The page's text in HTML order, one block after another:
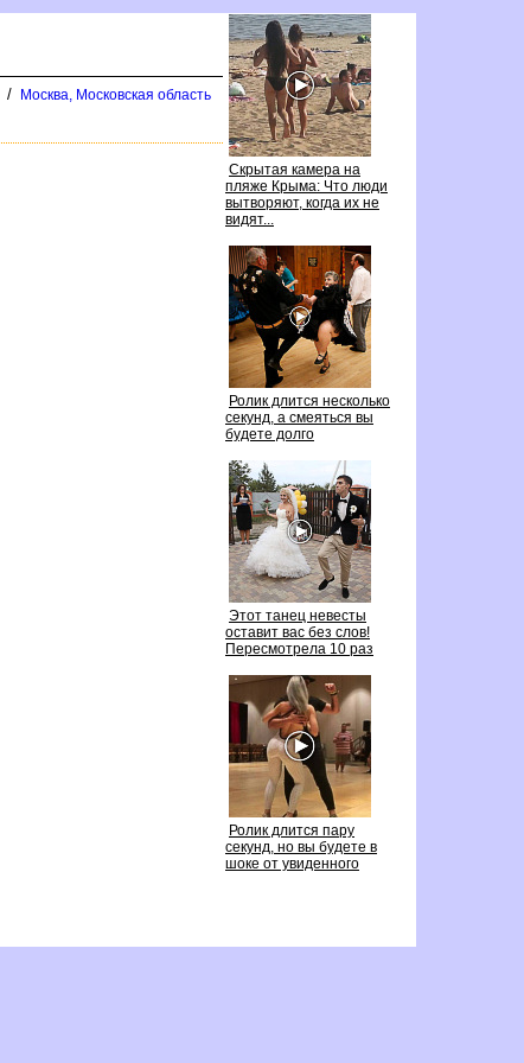
Скрытая камера на
пляже Крыма: Что люди
ытворяют, когда их не
идят...
Ролик длится несколько
секунд, а смеяться вы
удете долго
Этот танец невесты
оставит вас без слов!
Пересмотрела 10 раз
Ролик длится пару
секунд, но вы будете
шоке от увиденного
/ Москва, Московская область